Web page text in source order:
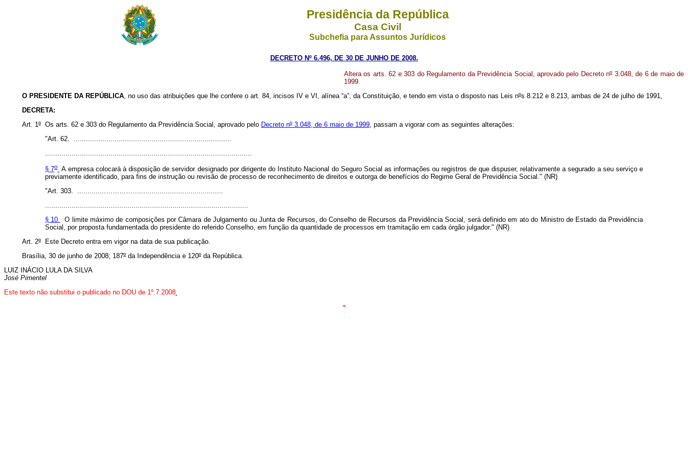
Presidência da República
Casa Civil
Subchefia para Assuntos Jurídicos
DECRETO Nº 6.496, DE 30 DE JUNHO DE 2008.
Altera os arts. 62 e 303 do Regulamento da Previdência Social, aprovado pelo Decreto nº3.048, de 6 de maio de
1999.
O PRESIDENTE DA REPÚBLICA, no uso das atribuições que lhe confere o art. 84, incisos IV e VI, alínea “a”, da Constituição, e tendo em vista o disposto nas Leis nºs 8.212 e 8.213, ambas de 24 de julho de 1991,
DECRETA:
Art. 1º Os arts. 62 e 303 do Regulamento da Previdência Social, aprovado pelo Decreto nº 3.048, de 6 maio de 1999, passam a vigorar com as seguintes alterações:
"Art. 62. .............................................................................
.....................................................................................................
§ 7o
A empresa colocará à disposição de servidor designado por dirigente do Instituto Nacional do Seguro Social as informações ou registros de que dispuser, relativamente a segurado a seu serviço e
previamente identificado, para fins de instrução ou revisão de processo de reconhecimento de direitos e outorga de benefícios do Regime Geral de Previdência Social." (NR)
"Art. 303. ..............…………….........................................
................................…................................................................
§ 10. O limite máximo de composições por Câmara de Julgamento ou Junta de Recursos, do Conselho de Recursos da Previdência Social, será definido em ato do Ministro de Estado da Previdência
Social, por proposta fundamentada do presidente do referido Conselho, em função da quantidade de processos em tramitação em cada órgão julgador." (NR)
Art. 2º Este Decreto entra em vigor na data de sua publicação.
Brasília, 30 de junho de 2008; 187º da Independência e 120º da República.
LUIZ INÁCIO LULA DA SILVA
José Pimentel
Este texto não substitui o publicado no DOU de 1º.7.2008
*